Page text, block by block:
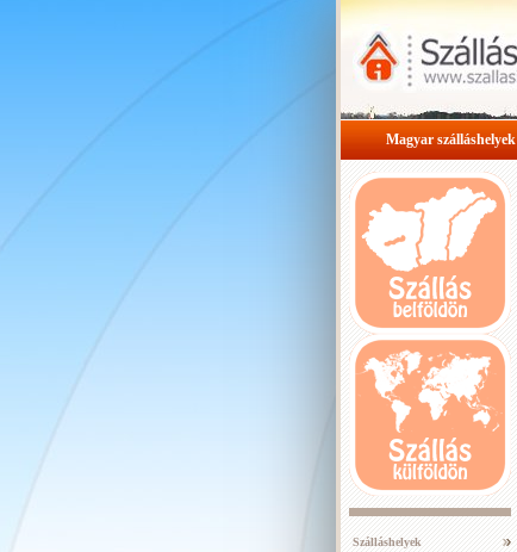
Magyar szálláshelyek
Szálláshelyek